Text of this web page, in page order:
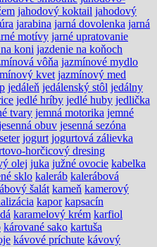
jahodový koktail jahodový
jarabina jarná dovolenka jarná
motívy jarné upratovanie
koni jazdenie na koňoch
vôňa jazmínové mydlo
kvet jazmínový med
jedáleň jedálenský stôl jedálny
jedlé hríby jedlé huby jedlička
tvary jemná motorika jemné
obuv jesenná sezóna
jogurt jogurtová zálievka
horčicový dresing
olej juka južné ovocie kabelka
sklo kaleráb kalerábová
šalát kameň kamerový
kapor kapsacín
karamelový krém karfiol
kárované sako kartuša
kávové príchute kávový